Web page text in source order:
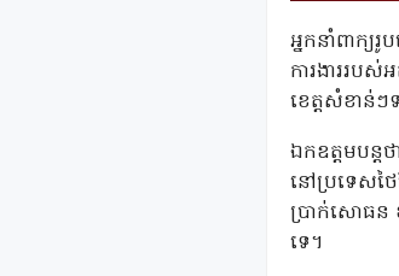
អ្នកនាំពាក្យ
ការងាររបស់
ខេត្តសំខាន់ៗ
ឯកឧត្តមបន្ត
នៅប្រទេសថៃ
ប្រាក់សោធន
ទេ។